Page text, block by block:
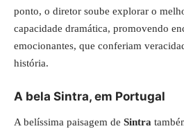
ponto, o diretor soube explorar o
capacidade dramática, promovendo
emocionantes, que conferiam
história.
A bela Sintra, em Portugal
A belíssima paisagem de Sintra